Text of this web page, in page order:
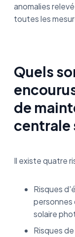
anomalies
toutes les
Quels
de
centrale
Il existe quatre
Risques
personnes
solaire
Risques